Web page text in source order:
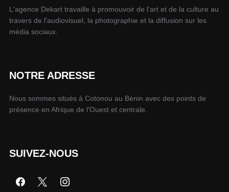
L'agence Dekart travaille à promouvoir de l'art et de la culture au
travers de l'audiovisuel, la photographie et la diffusion sur les
média sociaux.
NOTRE ADRESSE
Nous sommes situés à Cotonou au Bénin avec des points de
présence en Afrique de l'Ouest et centrale.
SUIVEZ-NOUS